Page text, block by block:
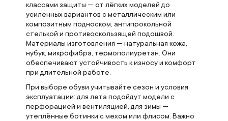
классами защиты — от лёгких моделей до
усиленных вариантов с металлическим или
композитным подноском, антипрокольной
стелькой и противоскользящей подошвой.
Материалы изготовления — натуральная кожа,
нубук, микрофибра, термополиуретан. Они
обеспечивают устойчивость к износу и комфорт
при длительной работе.
При выборе обуви учитывайте сезон и условия
эксплуатации: для лета подойдут модели с
перфорацией и вентиляцией, для зимы —
утеплённые ботинки с мехом или флисом. Важно